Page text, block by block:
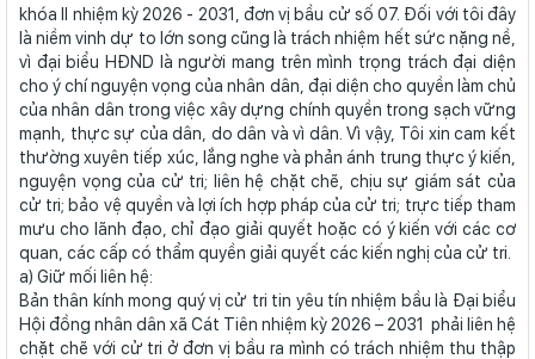
khóa II nhiệm kỳ 2026 - 2031, đơn vị bầu cử số 07. Đối với tôi đây
là niềm vinh dự to lớn song cũng là trách nhiệm hết sức nặng nề,
vì đại biểu HĐND là người mang trên mình trọng trách đại diện
cho ý chí nguyện vọng của nhân dân, đại diện cho quyền làm chủ
của nhân dân trong việc xây dựng chính quyền trong sạch vững
mạnh, thực sự của dân, do dân và vì dân. Vì vậy, Tôi xin cam kết
thường xuyên tiếp xúc, lắng nghe và phản ánh trung thực ý kiến,
nguyện vọng của cử tri; liên hệ chặt chẽ, chịu sự giám sát của
cử tri; bảo vệ quyền và lợi ích hợp pháp của cử tri; trực tiếp tham
mưu cho lãnh đạo, chỉ đạo giải quyết hoặc có ý kiến với các cơ
quan, các cấp có thẩm quyền giải quyết các kiến nghị của cử tri.
a) Giữ mối liên hệ:
Bản thân kính mong quý vị cử tri tin yêu tín nhiệm bầu là Đại biểu
Hội đồng nhân dân xã Cát Tiên nhiệm kỳ 2026 – 2031 phải liên hệ
chặt chẽ với cử tri ở đơn vị bầu ra mình có trách nhiệm thu thập